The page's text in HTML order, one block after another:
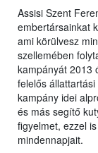
Assisi Szent
embertársainkat
ami körülvesz
szellemében
kampányát 2013
felelős
kampány idei
és más segítő
figyelmet, ezzel
mindennapjait.